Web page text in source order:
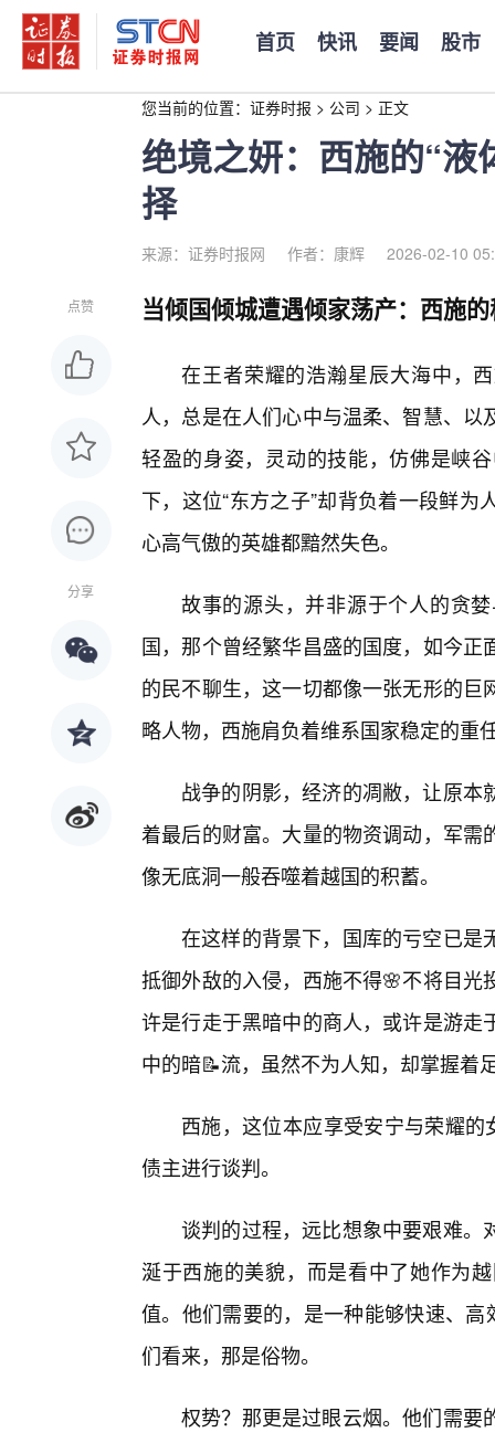
首页 快讯 要闻 股市
您当前的位置： 证券时报 > 公司 > 正文
绝境之妍：西施的“
择
来源：证券时报网 作者：康辉 2026-02-10
点赞
分享
当倾国倾城遭遇倾家荡产：西施
在王者荣耀的浩瀚星辰大海中，
人，总是在人们心中与温柔、智慧、
轻盈的身姿，灵动的技能，仿佛是峡
下，这位“东方之子”却背负着一段鲜
心高气傲的英雄都黯然失色。
故事的源头，并非源于个人的贪
国，那个曾经繁华昌盛的国度，如今
的民不聊生，这一切都像一张无形的
略人物，西施肩负着维系国家稳定的重
战争的阴影，经济的凋敝，让原
着最后的财富。大量的物资调动，军
像无底洞一般吞噬着越国的积蓄。
在这样的背景下，国库的亏空已是
抵御外敌的入侵，西施不得🌸不将目
许是行走于黑暗中的商人，或许是游
中的暗📝流，虽然不为人知，却掌握着
西施，这位本应享受安宁与荣耀的
债主进行谈判。
谈判的过程，远比想象中要艰难。
涎于西施的美貌，而是看中了她作为
值。他们需要的，是一种能够快速、
们看来，那是俗物。
权势？那更是过眼云烟。他们需要